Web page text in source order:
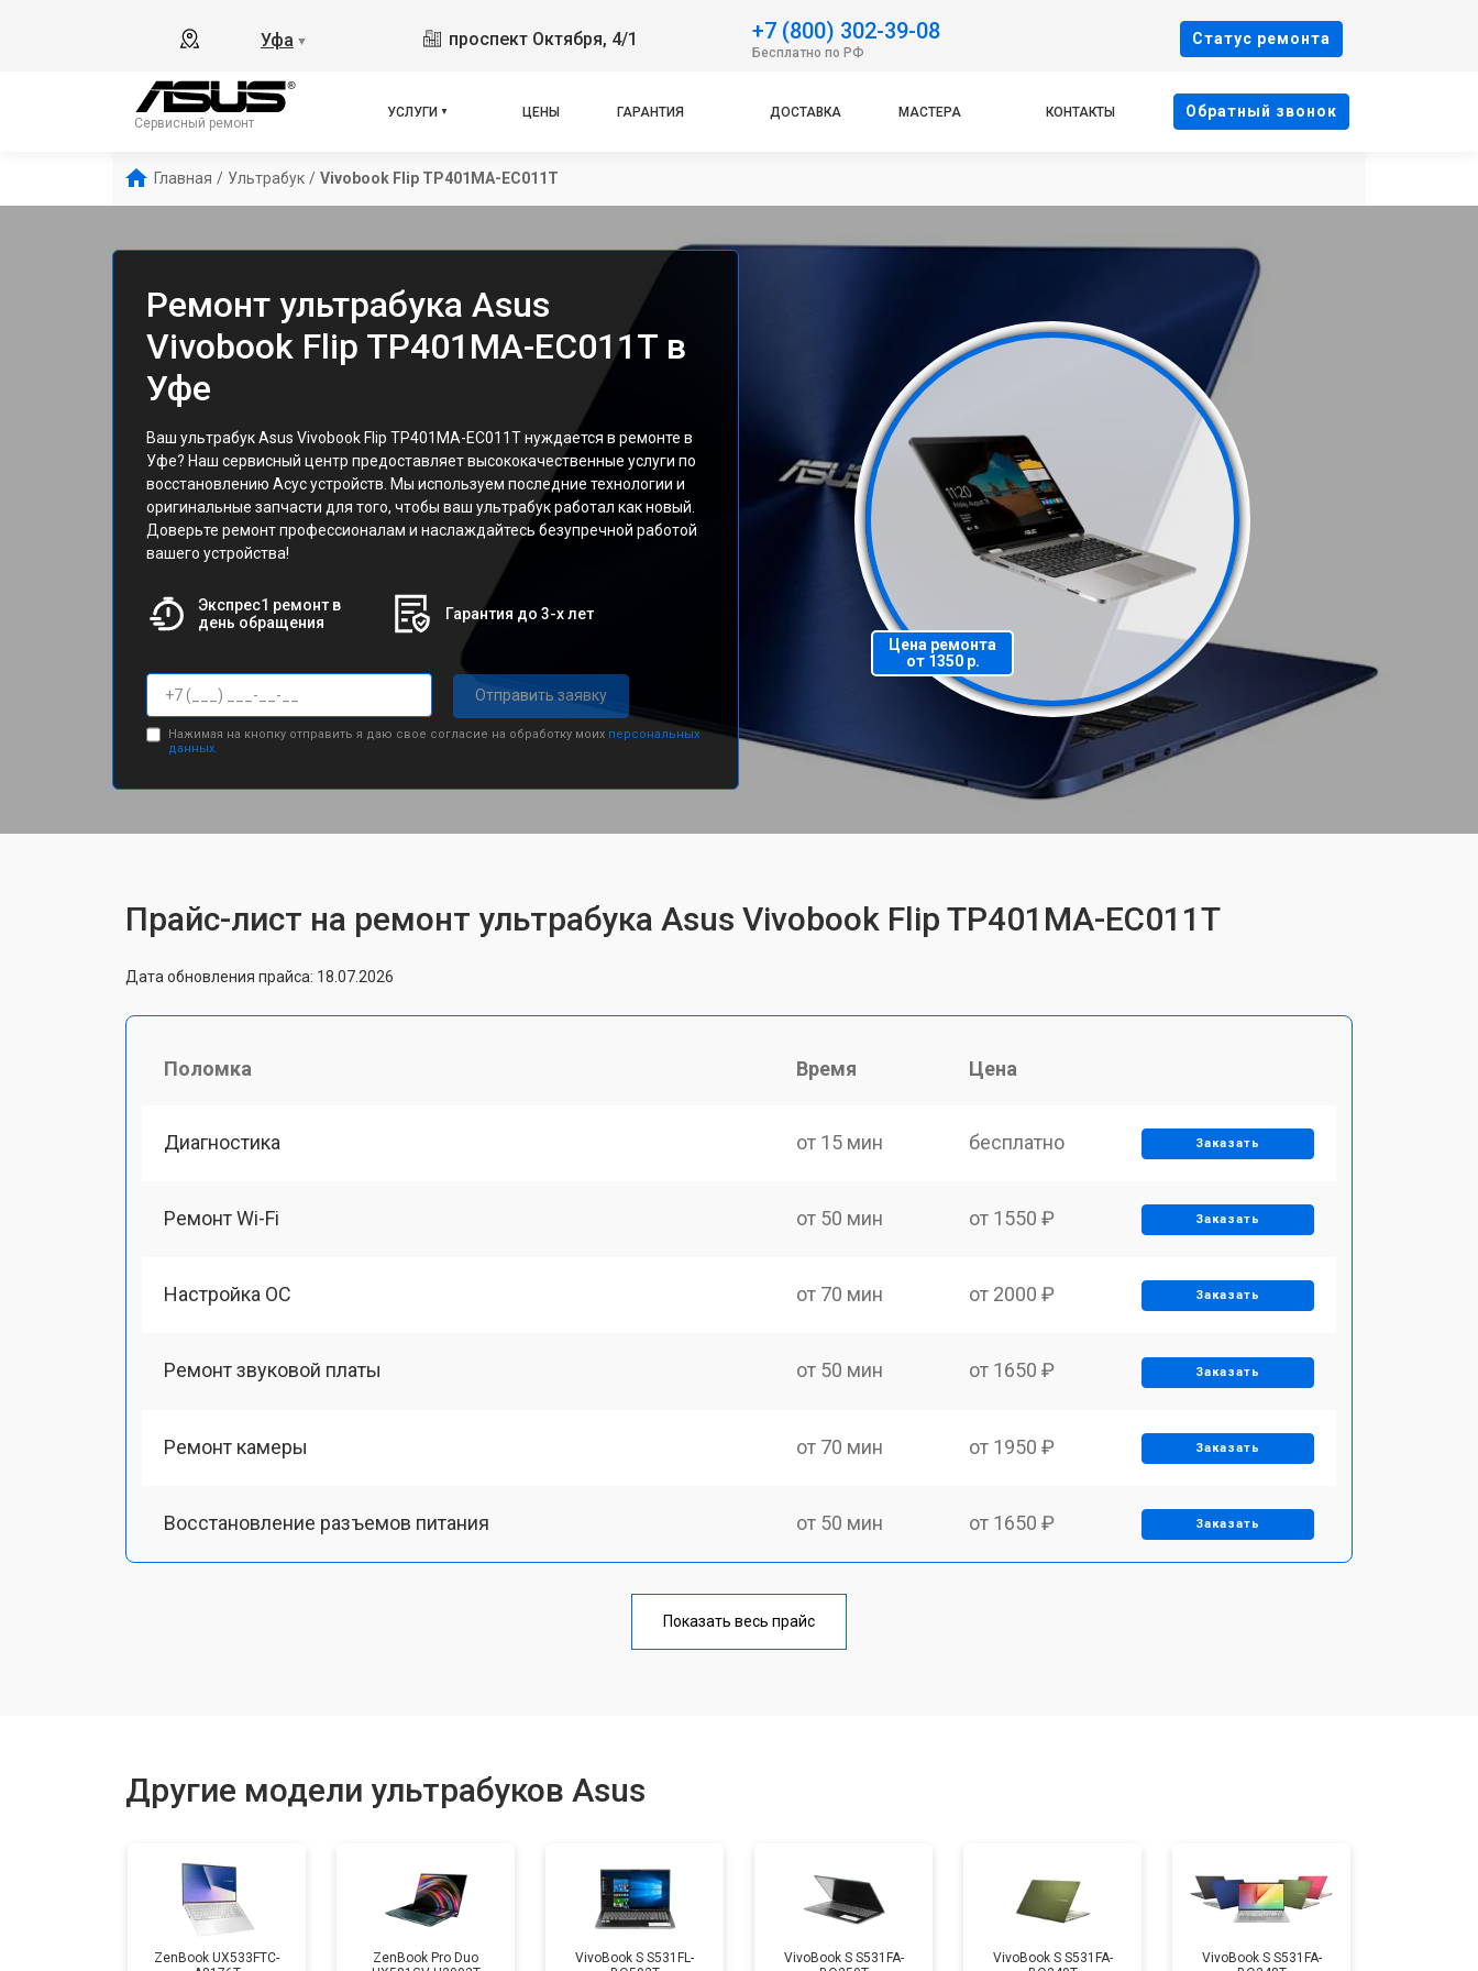
Уфа ▼ проспект Октября, 4/1 +7 (800) 302-39-08
Бесплатно по РФ
Cтатус ремонта
Сервисный ремонт
УСЛУГИ ЦЕНЫ ГАРАНТИЯ ДОСТАВКА МАСТЕРА КОНТАКТЫ Oбратный звонок
Главная / Ультрабук / Vivobook Flip TP401MA-EC011T
Ремонт ультрабука Asus
Vivobook Flip TP401MA-EC011T в
Уфе
Ваш ультрабук Asus Vivobook Flip TP401MA-EC011T нуждается в ремонте в
Уфе? Наш сервисный центр предоставляет высококачественные услуги по
восстановлению Асус устройств. Мы используем последние технологии и
оригинальные запчасти для того, чтобы ваш ультрабук работал как новый.
Доверьте ремонт профессионалам и наслаждайтесь безупречной работой
вашего устройства!
Экспрес1 ремонт в
день обращения
Гарантия до 3-х лет
Отправить заявку
Нажимая на кнопку отправить я даю свое согласие на обработку моих персональных
данных.
Цена ремонта
от 1350 р.
Прайс-лист на ремонт ультрабука Asus Vivobook Flip TP401MA-EC011T
Дата обновления прайса: 18.07.2026
Поломка Время Цена
Диагностика от 15 мин бесплатно Заказать
Ремонт Wi-Fi от 50 мин от 1550 ₽ Заказать
Настройка ОС от 70 мин от 2000 ₽ Заказать
Ремонт звуковой платы от 50 мин от 1650 ₽ Заказать
Ремонт камеры от 70 мин от 1950 ₽ Заказать
Восстановление разъемов питания от 50 мин от 1650 ₽ Заказать
от 70 мин
Установка видеокарты от 60 мин от 1350 ₽ Заказать
Показать весь прайс
Другие модели ультрабуков Asus
ZenBook UX533FTC-
ZenBook Pro Duo
VivoBook S S531FL-
VivoBook S S531FA-
VivoBook S S531FA-
VivoBook S S531FA-